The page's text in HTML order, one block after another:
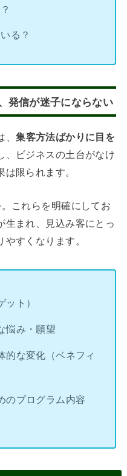
る？
発信が迷子にならない
、集客方法ばかりに目を
、ビジネスの土台がなけ
限られます。
これらを明確にしてお
生まれ、見込み客にとっ
すくなります。
ト）
悩み・願望
的な変化（ベネフィ
のプログラム内容